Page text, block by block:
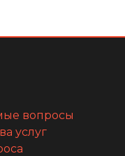
вопросы
услуг